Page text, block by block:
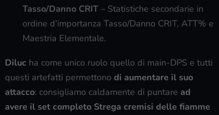
Tasso/Danno CRIT – Statistiche secondarie in
ordine d’importanza Tasso/Danno CRIT, ATT% e
Maestria Elementale.
Diluc ha come unico ruolo quello di main-DPS e tutti
questi artefatti permettono di aumentare il suo
attacco: consigliamo caldamente di puntare ad
avere il set completo Strega cremisi delle fiamme